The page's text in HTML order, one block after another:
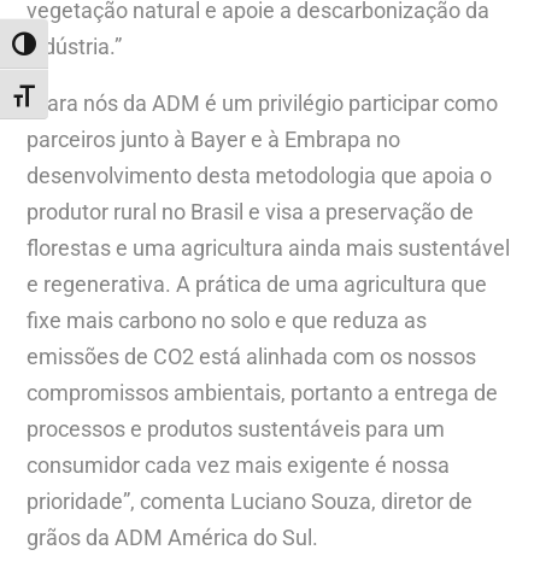
ALTERNAR ALTO CONTRASTE
ALTERNAR TAMANHO DA FONTE
vegetação natural e apoie a descarbonização da
indústria.”
“Para nós da ADM é um privilégio participar como
parceiros junto à Bayer e à Embrapa no
desenvolvimento desta metodologia que apoia o
produtor rural no Brasil e visa a preservação de
florestas e uma agricultura ainda mais sustentável
e regenerativa. A prática de uma agricultura que
fixe mais carbono no solo e que reduza as
emissões de CO2 está alinhada com os nossos
compromissos ambientais, portanto a entrega de
processos e produtos sustentáveis para um
consumidor cada vez mais exigente é nossa
prioridade”, comenta Luciano Souza, diretor de
grãos da ADM América do Sul.